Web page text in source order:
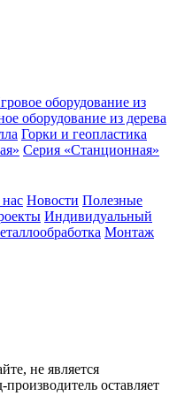
оборудование из
оборудование из дерева
Горки и геопластика
Серия «Станционная»
Новости Полезные
Индивидуальный
Монтаж
не является
оставляет